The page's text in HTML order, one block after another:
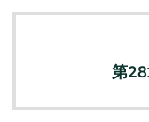
第